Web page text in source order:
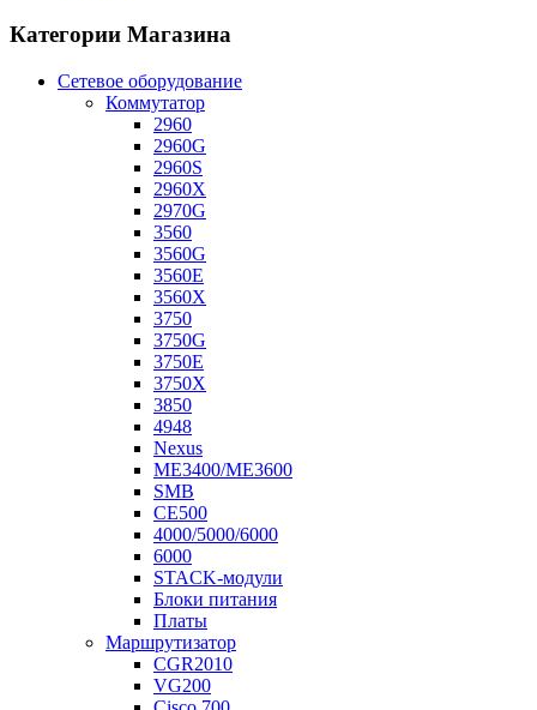
Категории Магазина
Сетевое оборудование
Коммутатор
2960
2960G
2960S
2960X
2970G
3560
3560G
3560E
3560X
3750
3750G
3750E
3750X
3850
4948
Nexus
ME3400/ME3600
SMB
CE500
4000/5000/6000
6000
STACK-модули
Блоки питания
Платы
Маршрутизатор
CGR2010
VG200